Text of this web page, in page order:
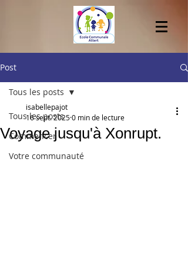
Post
Tous les posts
Commencer
Votre communauté
Tous les posts
Voyage jusqu'à Xonrupt.
isabellepajot
16 sept. 20250 min de lecture